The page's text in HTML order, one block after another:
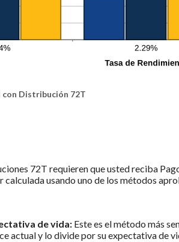
con Distribución 72T
72T requieren que usted reciba
usando uno de los métodos
de vida: Este es el método más
actual y lo divide por su expectativa de